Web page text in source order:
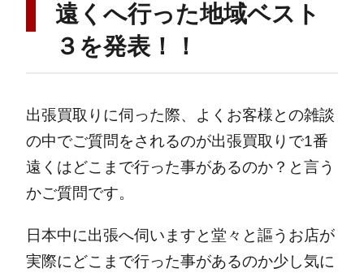
遠くへ行った地域ベスト
３を発表！！
出張買取りに伺った際、よくお客様との雑談
の中でご質問をされるのが出張買取りで1番
遠くはどこまで行った事があるのか？と言う
かご質問です。
日本中に出張へ伺いますと堂々と謳うお店が
実際にどこまで行った事があるのか少し気に